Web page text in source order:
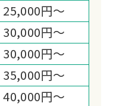
25,000円～
30,000円～
30,000円～
35,000円～
40,000円～